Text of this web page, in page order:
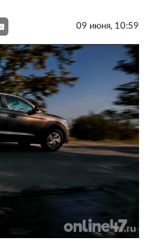
09 июня, 10:59